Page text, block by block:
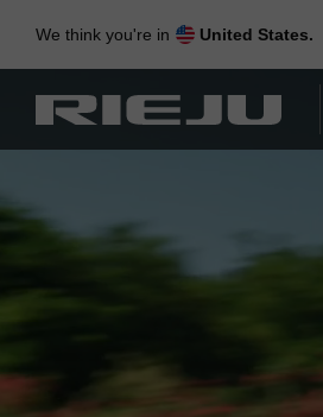
content
We think you're in United States.